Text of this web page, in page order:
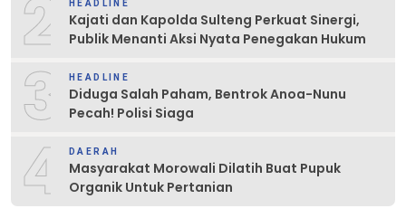
2 HEADLINE
Kajati dan Kapolda Sulteng Perkuat Sinergi,
Publik Menanti Aksi Nyata Penegakan Hukum
3 HEADLINE
Diduga Salah Paham, Bentrok Anoa-Nunu
Pecah! Polisi Siaga
4 DAERAH
Masyarakat Morowali Dilatih Buat Pupuk
Organik Untuk Pertanian